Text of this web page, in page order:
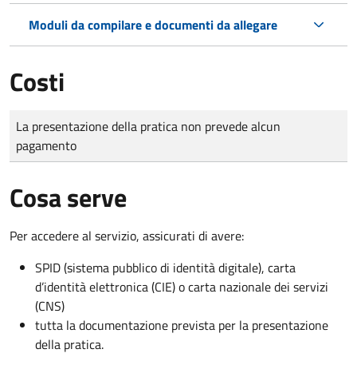
Moduli da compilare e documenti da allegare
Costi
Tipo di pagamento
Importo
La presentazione della pratica non prevede alcun
pagamento
Cosa serve
Per accedere al servizio, assicurati di avere:
SPID (sistema pubblico di identità digitale), carta
d’identità elettronica (CIE) o carta nazionale dei servizi
(CNS)
tutta la documentazione prevista per la presentazione
della pratica.